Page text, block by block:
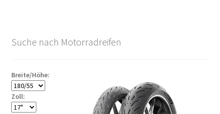
Suche nach Motorradreifen
Breite/Höhe:
Zoll: